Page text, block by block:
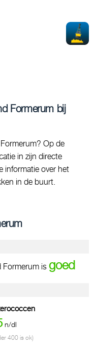
Formerum bij
Op de
in zijn directe
informatie over het
in de buurt.
Formerum is goed
n/dl
400 is ok)